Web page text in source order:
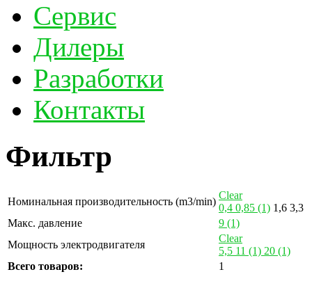
Сервис
Дилеры
Разработки
Контакты
Фильтр
Номинальная производительность (m3/min)
Clear
0,4 0,85 (1) 1,6 3,3
Макс. давление
9 (1)
Мощность электродвигателя
Clear
5,5 11 (1) 20 (1)
Всего товаров:
1